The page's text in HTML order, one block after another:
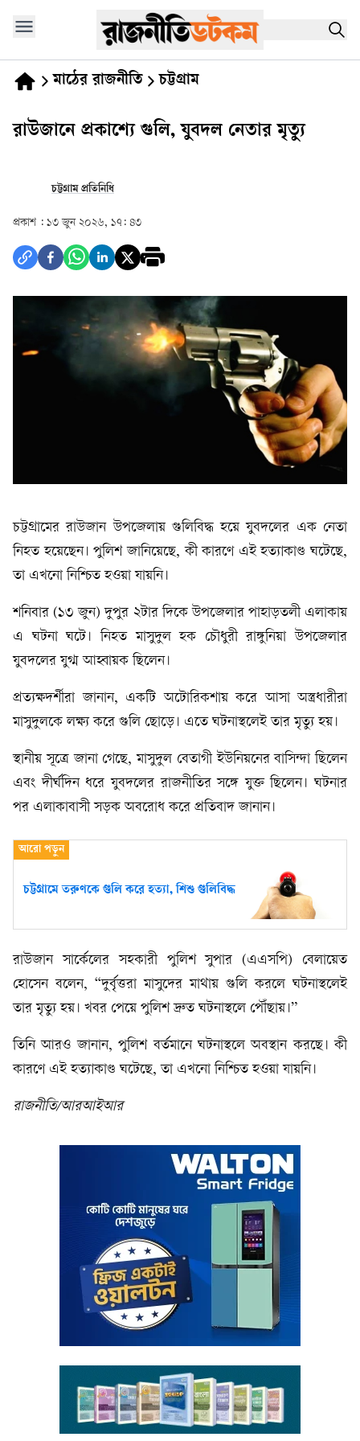
মাঠের রাজনীতি চট্টগ্রাম
রাউজানে প্রকাশ্যে গুলি, যুবদল নেতার মৃত্যু
চট্টগ্রাম প্রতিনিধি
প্রকাশ : ১৩ জুন ২০২৬, ১৭: ৪৩
চট্টগ্রামের রাউজান উপজেলায় গুলিবিদ্ধ হয়ে যুবদলের এক নেতা
নিহত হয়েছেন। পুলিশ জানিয়েছে, কী কারণে এই হত্যাকাণ্ড ঘটেছে,
তা এখনো নিশ্চিত হওয়া যায়নি।
শনিবার (১৩ জুন) দুপুর ২টার দিকে উপজেলার পাহাড়তলী এলাকায়
এ ঘটনা ঘটে। নিহত মাসুদুল হক চৌধুরী রাঙ্গুনিয়া উপজেলার
যুবদলের যুগ্ম আহ্বায়ক ছিলেন।
প্রত্যক্ষদর্শীরা জানান, একটি অটোরিকশায় করে আসা অস্ত্রধারীরা
মাসুদুলকে লক্ষ্য করে গুলি ছোড়ে। এতে ঘটনাস্থলেই তার মৃত্যু হয়।
স্থানীয় সূত্রে জানা গেছে, মাসুদুল বেতাগী ইউনিয়নের বাসিন্দা ছিলেন
এবং দীর্ঘদিন ধরে যুবদলের রাজনীতির সঙ্গে যুক্ত ছিলেন। ঘটনার
পর এলাকাবাসী সড়ক অবরোধ করে প্রতিবাদ জানান।
চট্টগ্রামে তরুণকে গুলি করে হত্যা, শিশু গুলিবিদ্ধ
রাউজান সার্কেলের সহকারী পুলিশ সুপার (এএসপি) বেলায়েত
হোসেন বলেন, “দুর্বৃত্তরা মাসুদের মাথায় গুলি করলে ঘটনাস্থলেই
তার মৃত্যু হয়। খবর পেয়ে পুলিশ দ্রুত ঘটনাস্থলে পৌঁছায়।”
তিনি আরও জানান, পুলিশ বর্তমানে ঘটনাস্থলে অবস্থান করছে। কী
কারণে এই হত্যাকাণ্ড ঘটেছে, তা এখনো নিশ্চিত হওয়া যায়নি।
রাজনীতি/আরআইআর